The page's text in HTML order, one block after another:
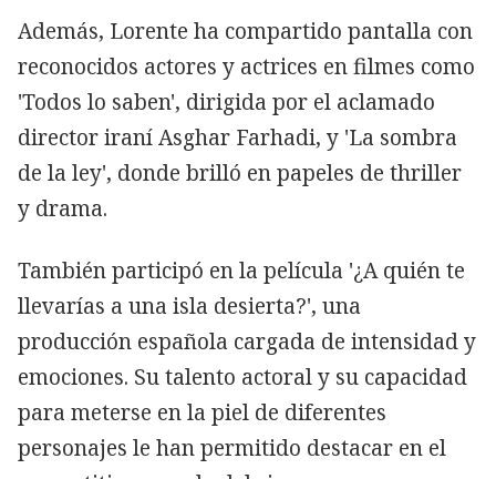
Además, Lorente ha compartido pantalla con
reconocidos actores y actrices en filmes como
'Todos lo saben', dirigida por el aclamado
director iraní Asghar Farhadi, y 'La sombra
de la ley', donde brilló en papeles de thriller
y drama.
También participó en la película '¿A quién te
llevarías a una isla desierta?', una
producción española cargada de intensidad y
emociones. Su talento actoral y su capacidad
para meterse en la piel de diferentes
personajes le han permitido destacar en el